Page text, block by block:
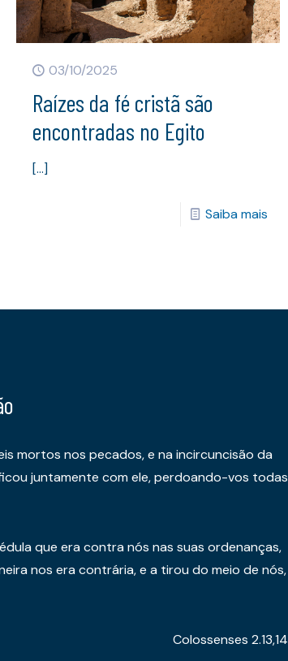
03/10/2025
Raízes da fé cristã são
encontradas no Egito
[…]
Saiba mais
mortos nos pecados, e na incircuncisão da
juntamente com ele, perdoando-vos todas
que era contra nós nas suas ordenanças,
nos era contrária, e a tirou do meio de nós,
Colossenses 2.13,14